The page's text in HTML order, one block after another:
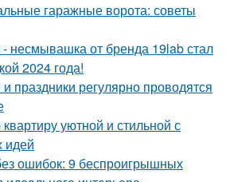
гаражные ворота: советы
несмывашка от бренда 19lab стал
2024 года!
праздники регулярно проводятся
уютной и стильной с
идей
ошибок: 9 беспроигрышных